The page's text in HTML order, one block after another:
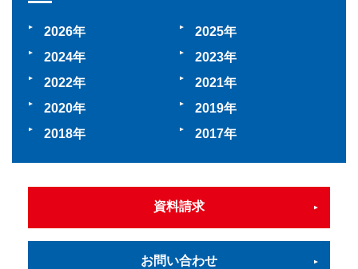
2026
2025
2024
2023
2022
2021
2020
2019
2018
2017
資料請求
お問い合わせ